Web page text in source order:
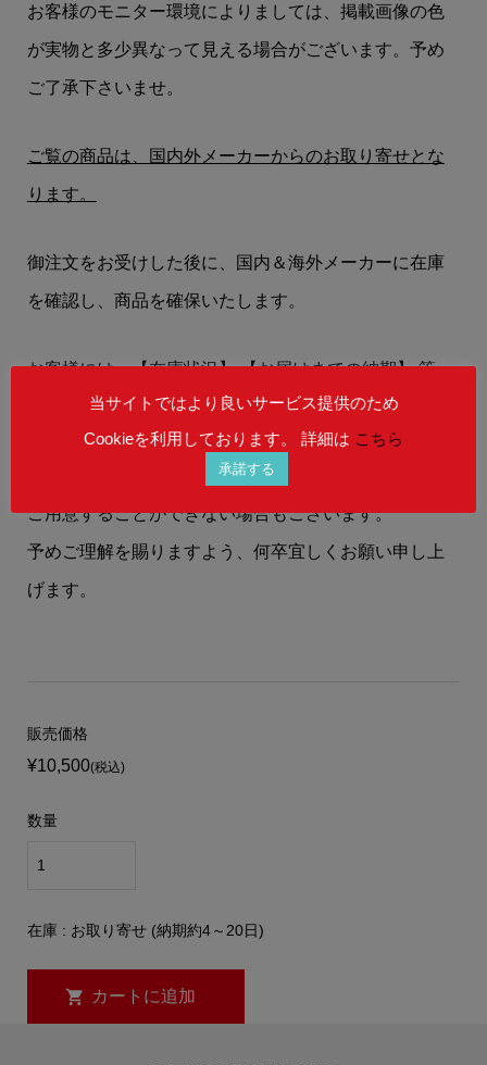
お客様のモニター環境によりましては、掲載画像の色
が実物と多少異なって見える場合がございます。予め
ご了承下さいませ。
ご覧の商品は、国内外メーカーからのお取り寄せとな
ります。
御注文をお受けした後に、国内＆海外メーカーに在庫
を確認し、商品を確保いたします。
お客様には、【在庫状況】 【お届けまでの納期】等
を、メールにてお知らせいたします。
在庫状況によりましては、御注文後にご希望の商品を
ご用意することができない場合もございます。
予めご理解を賜りますよう、何卒宜しくお願い申し上
げます。
販売価格
¥10,500(税込)
数量
在庫 : お取り寄せ (納期約4～20日)
当サイトではより良いサービス提供のため
Cookieを利用しております。 詳細は こちら
承諾する